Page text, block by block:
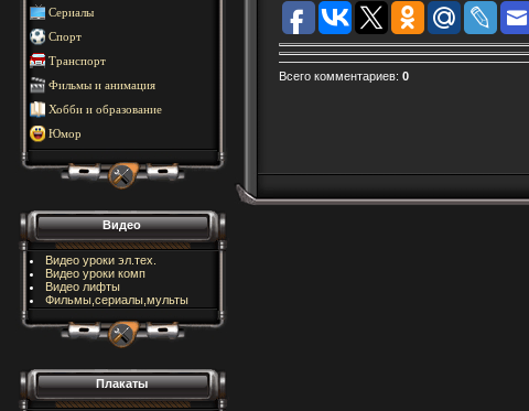
Сериалы
Спорт
Транспорт
Фильмы и анимация
Хобби и образование
Юмор
Видео
Видео уроки эл.тех.
Видео уроки комп
Видео лифты
Фильмы,сериалы,мульты
Плакаты
Всего комментариев: 0